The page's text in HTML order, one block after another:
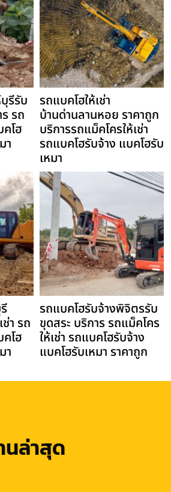
รีรับ
รถ
คโฮ
า
รถแบคโฮให้เช่า
บ้านด่านลานหอย ราคาถูก
บริการรถแม็คโครให้เช่า
รถแบคโฮรับจ้าง แบคโฮรับ
เหมา
า รถ
คโฮ
า
รถแบคโฮรับจ้างพิจิตรรับ
ขุดสระ บริการ รถแม็คโคร
ให้เช่า รถแบคโฮรับจ้าง
แบคโฮรับเหมา ราคาถูก
นล่าสุด